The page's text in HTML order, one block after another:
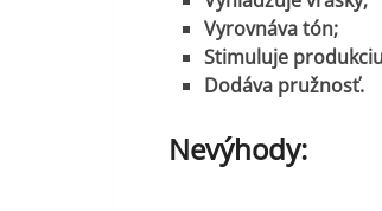
Vyrovnáva tón;
Stimuluje
Dodáva pružnosť.
Nevýhody: